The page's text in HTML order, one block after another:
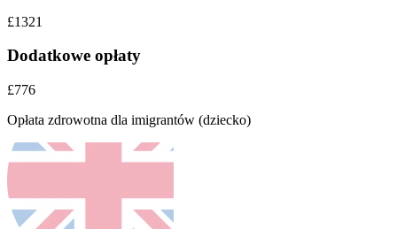
£1321
Dodatkowe opłaty
£776
Opłata zdrowotna dla imigrantów (dziecko)